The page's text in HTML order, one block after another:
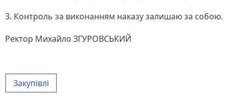
3. Контроль за виконанням наказу залишаю за собою.
Ректор Михайло ЗГУРОВСЬКИЙ
Закупівлі